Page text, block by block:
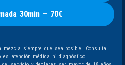
30min – 70€
siempre que sea posible. Consulta
es atención médica ni diagnóstico.